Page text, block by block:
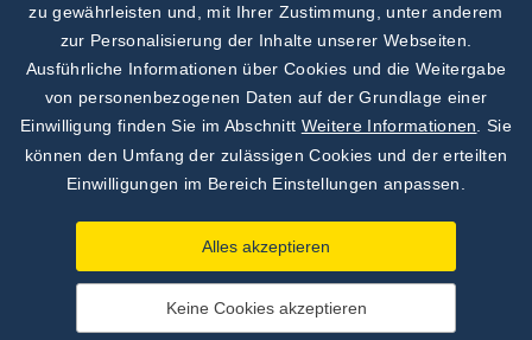
zu gewährleisten und, mit Ihrer Zustimmung, unter anderem
zur Personalisierung der Inhalte unserer Webseiten.
Ausführliche Informationen über Cookies und die Weitergabe
von personenbezogenen Daten auf der Grundlage einer
Einwilligung finden Sie im Abschnitt Weitere Informationen . Sie
können den Umfang der zulässigen Cookies und der erteilten
Einwilligungen im Bereich Einstellungen anpassen.
Alles akzeptieren
Keine Cookies akzeptieren